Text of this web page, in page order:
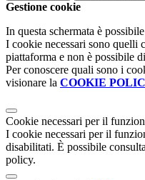
Gestione cookie
In questa schermata è
I cookie necessari sono quelli
piattaforma e non è possibile
Per conoscere quali sono i
visionare la COOKIE
Cookie necessari per il
I cookie necessari per il
disabilitati. È possibile
policy.